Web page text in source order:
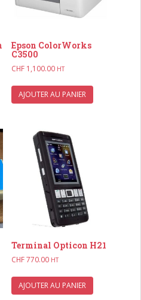
Epson ColorWorks
C3500
CHF1,100.00 HT
AJOUTER AU PANIER
Terminal Opticon H21
CHF770.00 HT
AJOUTER AU PANIER